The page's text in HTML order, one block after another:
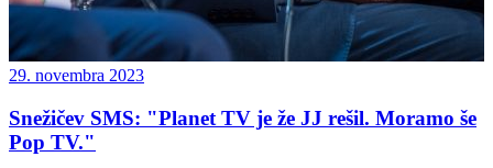
29. novembra 2023
Snežičev SMS: "Planet TV je že JJ rešil. Moramo še
Pop TV."